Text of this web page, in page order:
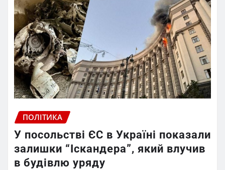
ПОЛІТИКА
У посольстві ЄС в Україні показали
залишки “Іскандера”, який влучив
в будівлю уряду